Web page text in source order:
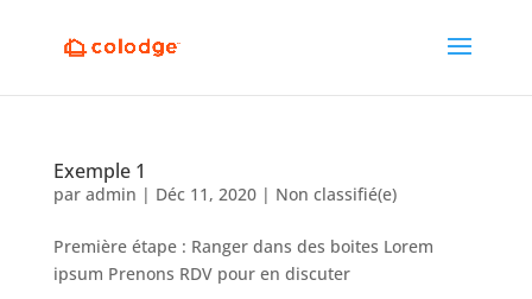
Exemple 1
par admin | Déc 11, 2020| Non classifié(e)
Première étape : Ranger dans des boites Lorem
ipsum Prenons RDV pour en discuter